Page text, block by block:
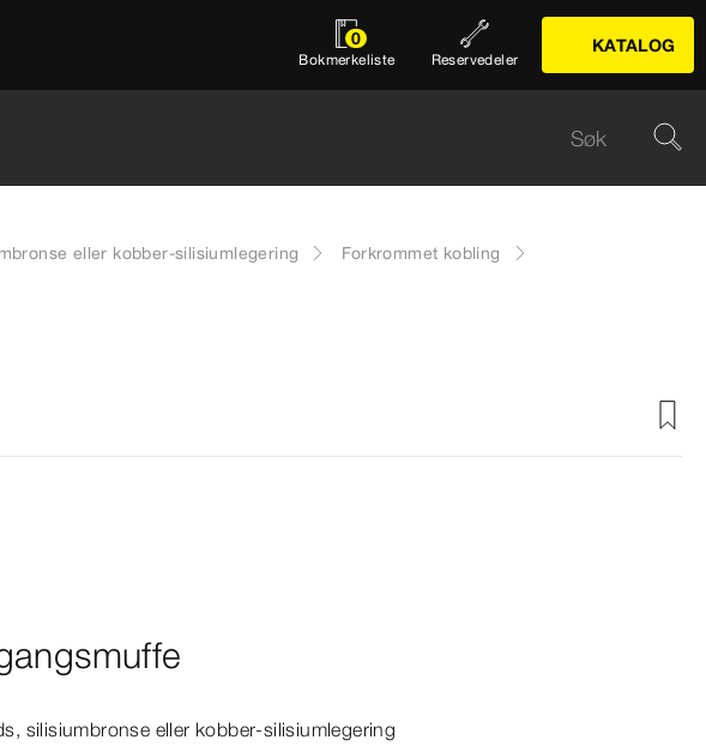
0
Bokmerkeliste Reservedeler
KATALOG
eller kobber-silisiumlegering
Forkrommet kobling
silisiumbronse eller kobber-​silisiumlegering